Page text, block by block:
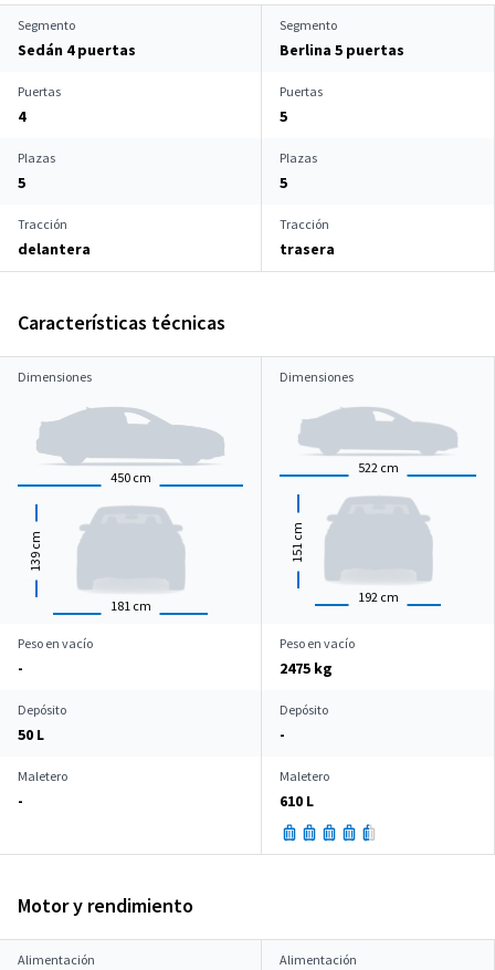
Segmento
Sedán 4 puertas
Segmento
Berlina 5 puertas
Puertas
4
Puertas
5
Plazas
5
Plazas
5
Tracción
delantera
Tracción
trasera
Características técnicas
Dimensiones
450 cm
181 cm
139
cm
Dimensiones
522 cm
192 cm
151
cm
Peso en vacío
-
Peso en vacío
2475 kg
Depósito
50 L
Depósito
-
Maletero
-
Maletero
610 L
Motor y rendimiento
Alimentación Alimentación